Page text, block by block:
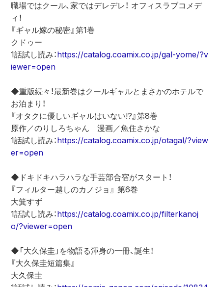
職場ではクール、家ではデレデレ！ オフィスラブコメデ
ィ！
『ギャル嫁の秘密』第1巻
クドゥー
1話試し読み：https://catalog.coamix.co.jp/gal-yome/?v
iewer=open
◆重版続々！最新巻はクールギャルとまさかのホテルで
お泊まり！
『オタクに優しいギャルはいない!?』第8巻
原作／のりしろちゃん　漫画／魚住さかな
1話試し読み：https://catalog.coamix.co.jp/otagal/?view
er=open
◆ドキドキハラハラな手芸部合宿がスタート！
『フィルター越しのカノジョ』 第6巻
大箕すず
1話試し読み：https://catalog.coamix.co.jp/filterkanoj
o/?viewer=open
◆「大久保圭」を物語る渾身の一冊、誕生！
『大久保圭短篇集』
大久保圭